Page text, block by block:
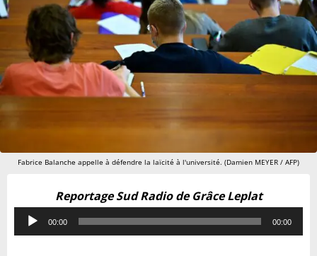
Fabrice Balanche appelle à défendre la laïcité à l'université. (Damien MEYER / AFP)
Reportage Sud Radio de Grâce Leplat
Lecteur
audio
00:00 00:00